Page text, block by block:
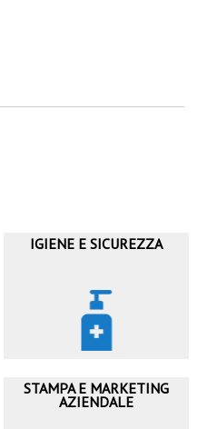
IGIENE E SICUREZZA
STAMPA E MARKETING
AZIENDALE